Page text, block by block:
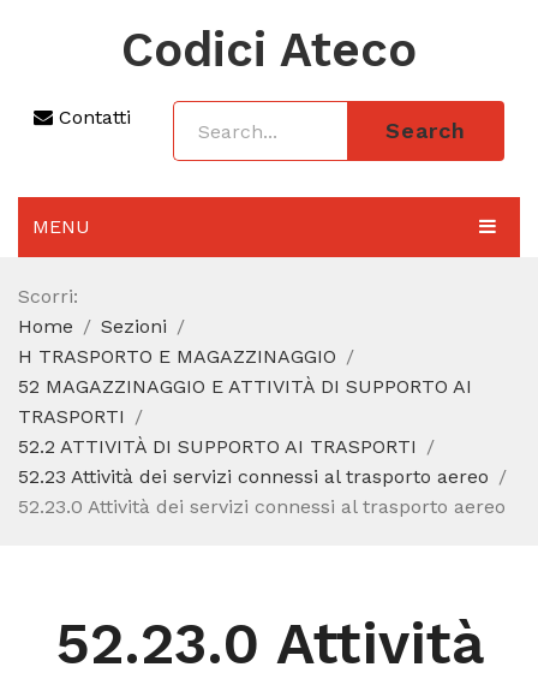
Codici Ateco
Contatti
Search
MENU
AGGIORNAMENTO 2025
SEZIONI
CODICE ATECO A COSA SERVE
REGIME FORFETTARIO
CODICE FISCALE
Scorri:
Home
Sezioni
H TRASPORTO E MAGAZZINAGGIO
52 MAGAZZINAGGIO E ATTIVITÀ DI SUPPORTO AI
TRASPORTI
52.2 ATTIVITÀ DI SUPPORTO AI TRASPORTI
52.23 Attività dei servizi connessi al trasporto aereo
52.23.0 Attività dei servizi connessi al trasporto aereo
52.23.0 Attività